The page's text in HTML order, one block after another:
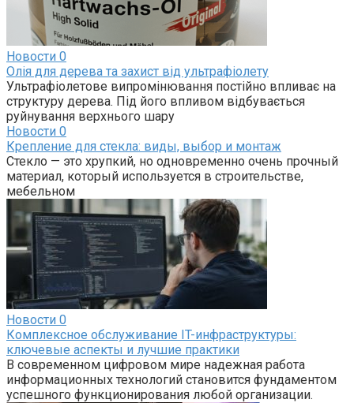
Новости 0
Олія для дерева та захист від ультрафіолету
Ультрафіолетове випромінювання постійно впливає на
структуру дерева. Під його впливом відбувається
руйнування верхнього шару
Новости 0
Крепление для стекла: виды, выбор и монтаж
Стекло — это хрупкий, но одновременно очень прочный
материал, который используется в строительстве,
мебельном
Новости 0
Комплексное обслуживание IT-инфраструктуры:
ключевые аспекты и лучшие практики
В современном цифровом мире надежная работа
информационных технологий становится фундаментом
успешного функционирования любой организации.